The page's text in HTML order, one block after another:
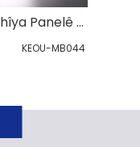
Ronahîya Panelê ya Çargoşe ya Dij Glare Serface Mounted
KEOU-MB044